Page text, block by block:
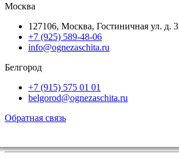
Москва
127106, Москва, Гостиничная ул. д. 3
+7 (925) 589-48-06
info@ognezaschita.ru
Белгород
+7 (915) 575 01 01
belgorod@ognezaschita.ru
Обратная связь